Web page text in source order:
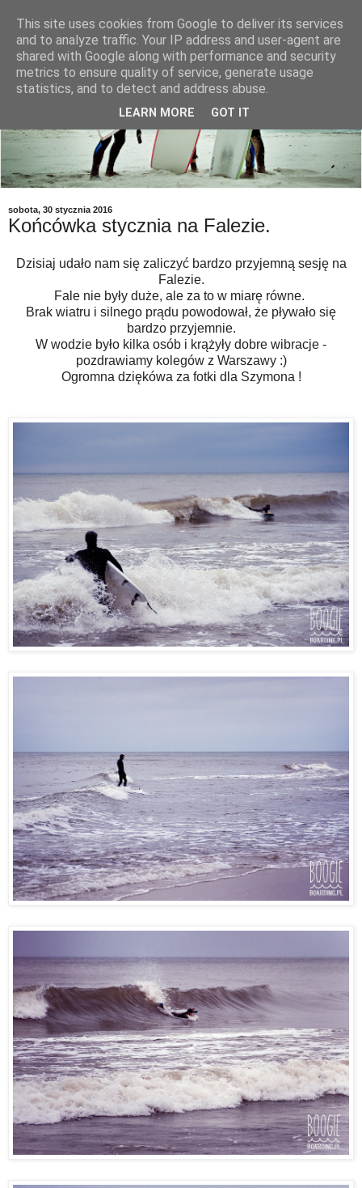
sobota, 30 stycznia 2016
Końcówka stycznia na Falezie.
Dzisiaj udało nam się zaliczyć bardzo przyjemną sesję na
Falezie.
Fale nie były duże, ale za to w miarę równe.
Brak wiatru i silnego prądu powodował, że pływało się
bardzo przyjemnie.
W wodzie było kilka osób i krążyły dobre wibracje -
pozdrawiamy kolegów z Warszawy :)
Ogromna dziękówa za fotki dla Szymona !
This site uses cookies from Google to deliver its services
and to analyze traffic. Your IP address and user-agent are
shared with Google along with performance and security
metrics to ensure quality of service, generate usage
statistics, and to detect and address abuse.
LEARN MORE GOT IT